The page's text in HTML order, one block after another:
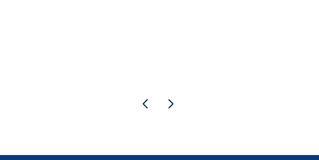
Pagina precedente
Pagina successiva